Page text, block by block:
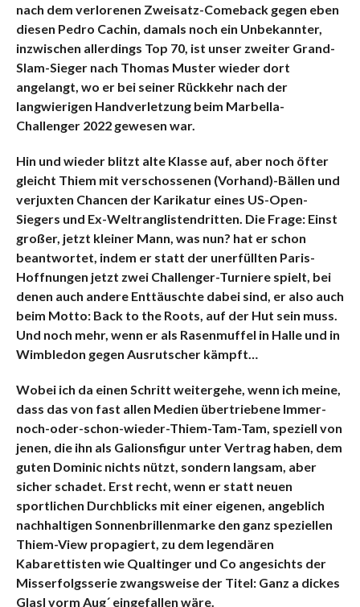
nach dem verlorenen Zweisatz-Comeback gegen eben
diesen Pedro Cachin, damals noch ein Unbekannter,
inzwischen allerdings Top 70, ist unser zweiter Grand-
Slam-Sieger nach Thomas Muster wieder dort
angelangt, wo er bei seiner Rückkehr nach der
langwierigen Handverletzung beim Marbella-
Challenger 2022 gewesen war.
Hin und wieder blitzt alte Klasse auf, aber noch öfter
gleicht Thiem mit verschossenen (Vorhand)-Bällen und
verjuxten Chancen der Karikatur eines US-Open-
Siegers und Ex-Weltranglistendritten. Die Frage: Einst
großer, jetzt kleiner Mann, was nun? hat er schon
beantwortet, indem er statt der unerfüllten Paris-
Hoffnungen jetzt zwei Challenger-Turniere spielt, bei
denen auch andere Enttäuschte dabei sind, er also auch
beim Motto: Back to the Roots, auf der Hut sein muss.
Und noch mehr, wenn er als Rasenmuffel in Halle und in
Wimbledon gegen Ausrutscher kämpft…
Wobei ich da einen Schritt weitergehe, wenn ich meine,
dass das von fast allen Medien übertriebene Immer-
noch-oder-schon-wieder-Thiem-Tam-Tam, speziell von
jenen, die ihn als Galionsfigur unter Vertrag haben, dem
guten Dominic nichts nützt, sondern langsam, aber
sicher schadet. Erst recht, wenn er statt neuen
sportlichen Durchblicks mit einer eigenen, angeblich
nachhaltigen Sonnenbrillenmarke den ganz speziellen
Thiem-View propagiert, zu dem legendären
Kabarettisten wie Qualtinger und Co angesichts der
Misserfolgsserie zwangsweise der Titel: Ganz a dickes
Glasl vorm Aug´ eingefallen wäre.